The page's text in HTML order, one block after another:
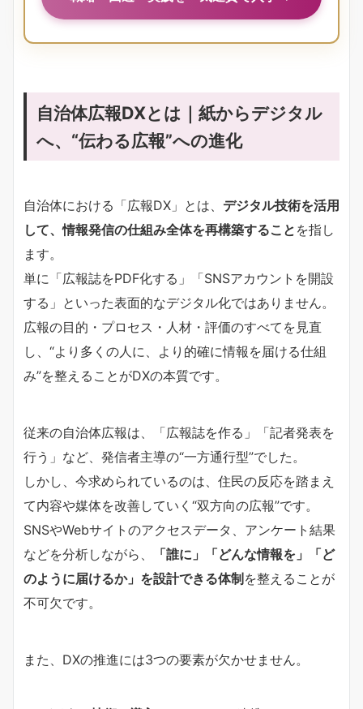
自治体広報DXとは｜紙からデジタル
へ、“伝わる広報”への進化
自治体における「広報DX」とは、 デジタル技術を活用
して、情報発信の仕組み全体を再構築すること を指し
ます。
単に「広報誌をPDF化する」「SNSアカウントを開設
する」といった表面的なデジタル化ではありません。
広報の目的・プロセス・人材・評価のすべてを見直
し、“より多くの人に、より的確に情報を届ける仕組
み”を整えることがDXの本質です。
従来の自治体広報は、「広報誌を作る」「記者発表を
行う」など、発信者主導の“一方通行型”でした。
しかし、今求められているのは、住民の反応を踏まえ
て内容や媒体を改善していく“双方向の広報”です。
SNSやWebサイトのアクセスデータ、アンケート結果
などを分析しながら、
「誰に」「どんな情報を」「ど
のように届けるか」を設計できる体制を整えることが
不可欠です。
また、DXの推進には3つの要素が欠かせません。